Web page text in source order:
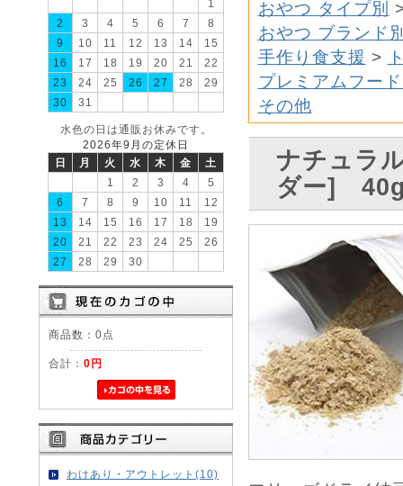
1
2
3 4 5 6 7
8
9
10 11 12 13 14
15
16
17 18 19 20 21
22
23
24 25 26 27 28
29
30
31
水色の日は通販お休みです。
2026年9月の定休日
日
月 火 水 木 金
土
1
2 3 4
5
6
7 8 9 10 11
12
13
14 15 16 17 18
19
20
21 22 23 24 25
26
27
28 29 30
商品数：0点
合計： 0円
わけあり・アウトレット(10)
おやつ タイプ別
おやつ ブランド
手作り食支援 >
プレミアムフー
その他
ナチュラ
ダー]